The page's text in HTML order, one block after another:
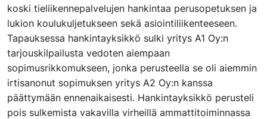
koski tieliikennepalvelujen hankintaa perusopetuksen ja
lukion koulukuljetukseen sekä asiointiliikenteeseen.
Tapauksessa hankintayksikkö sulki yritys A1 Oy:n
tarjouskilpailusta vedoten aiempaan
sopimusrikkomukseen, jonka perusteella se oli aiemmin
irtisanonut sopimuksen yritys A2 Oy:n kanssa
päättymään ennenaikaisesti. Hankintayksikkö perusteli
pois sulkemista vakavilla virheillä ammattitoiminnassa